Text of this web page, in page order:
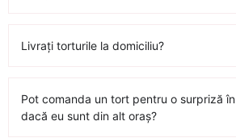
Livrați torturile la domiciliu?
Pot comanda un tort pentru o surpriză
dacă eu sunt din alt oraș?